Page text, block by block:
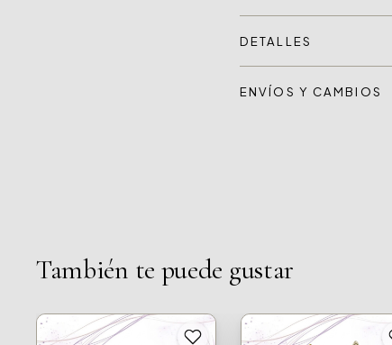
DETALLES
ENVÍOS Y CAMBIOS
También te puede gustar